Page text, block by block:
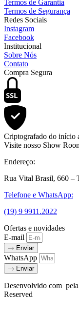
Termos de Garantia
Termos de Segurança
Redes Sociais
Instagram
Facebook
Institucional
Sobre Nós
Contato
Compra Segura
SSL
Criptografado do início
Visite nosso Show
Endereço:
Rua Vital Brasil, 660 –
Telefone e WhatsApp:
(19) 9 9911.2022
Ofertas e novidades
E-mail
Enviar
WhatsApp
Enviar
Desenvolvido com pela
Reserved